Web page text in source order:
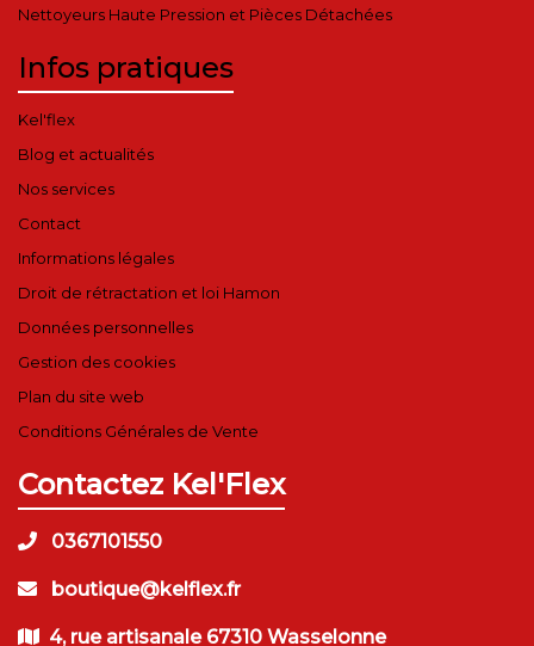
Nettoyeurs Haute Pression et Pièces Détachées
Infos pratiques
Kel'flex
Blog et actualités
Nos services
Contact
Informations légales
Droit de rétractation et loi Hamon
Données personnelles
Gestion des cookies
Plan du site web
Conditions Générales de Vente
Contactez Kel'Flex
0367101550
boutique@kelflex.fr
4, rue artisanale 67310 Wasselonne